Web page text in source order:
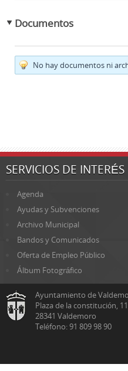
Documentos
No hay documentos ni
SERVICIOS DE INTERÉS
Agenda
Ayudas y Subvenciones
Archivo Municipal
Bandos y Comunicados
Oferta de Empleo Público
Álbum Fotográfico
Ayuntamiento de
Plaza de la constitución, 11
28341 Valdemoro
Teléfono: 91 809 98 90